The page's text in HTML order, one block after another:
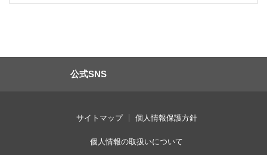
公式SNS
サイトマップ 個人情報保護方針
個人情報の取扱いについて